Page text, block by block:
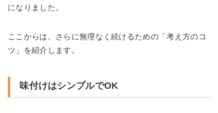
になりました。
ここからは、さらに無理なく続けるための「考え方のコ
ツ」を紹介します。
味付けはシンプルでOK